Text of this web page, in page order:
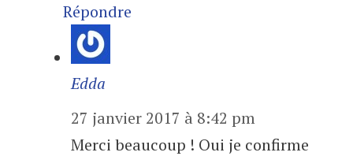
Répondre
Edda
27 janvier 2017 à 8:42 pm
Merci beaucoup ! Oui je confirme